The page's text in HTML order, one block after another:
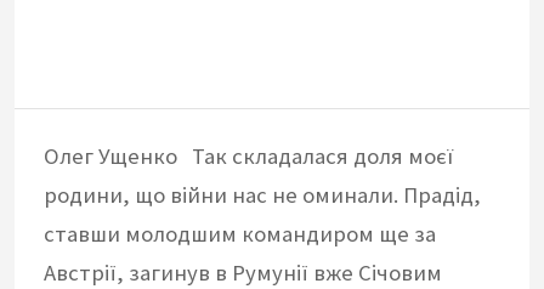
Олег Ущенко Так складалася доля моєї
родини, що війни нас не оминали. Прадід,
ставши молодшим командиром ще за
Австрії, загинув в Румунії вже Січовим